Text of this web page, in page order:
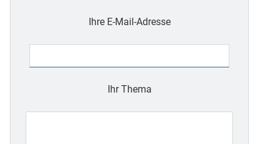
leer.
Ihre E-Mail-Adresse
Ihr Thema